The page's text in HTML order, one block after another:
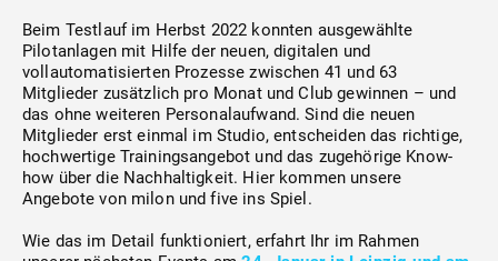
Beim Testlauf im Herbst 2022 konnten ausgewählte
Pilotanlagen mit Hilfe der neuen, digitalen und
vollautomatisierten Prozesse zwischen 41 und 63
Mitglieder zusätzlich pro Monat und Club gewinnen – und
das ohne weiteren Personalaufwand. Sind die neuen
Mitglieder erst einmal im Studio, entscheiden das richtige,
hochwertige Trainingsangebot und das zugehörige Know-
how über die Nachhaltigkeit. Hier kommen unsere
Angebote von milon und five ins Spiel.
Wie das im Detail funktioniert, erfahrt Ihr im Rahmen